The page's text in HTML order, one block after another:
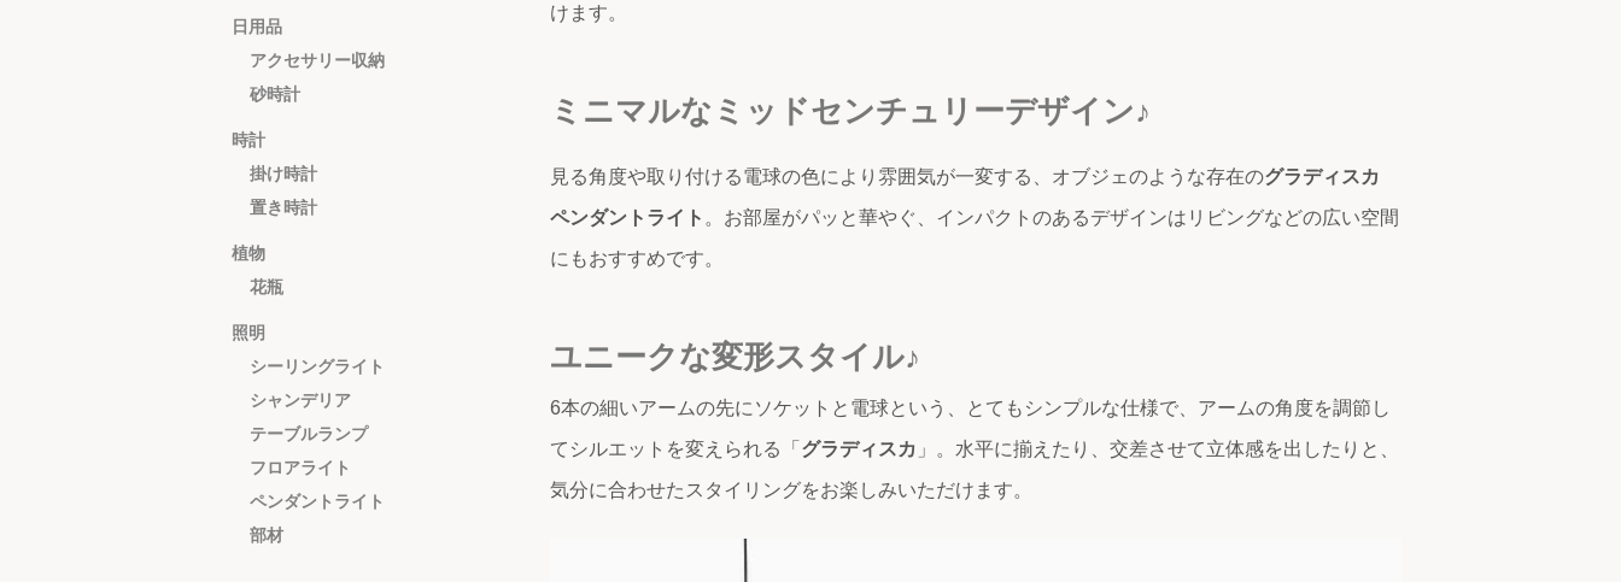
けます。
ミニマルなミッドセンチュリーデザイン♪
見る角度や取り付ける電球の色により雰囲気が一変する、オブジェのような存在のグラディスカ
ペンダントライト 。お部屋がパッと華やぐ、インパクトのあるデザインはリビングなどの広い空間
にもおすすめです。
ユニークな変形スタイル♪
6本の細いアームの先にソケットと電球という、とてもシンプルな仕様で、アームの角度を調節し
てシルエットを変えられる「 グラディスカ 」。水平に揃えたり、交差させて立体感を出したりと、
気分に合わせたスタイリングをお楽しみいただけます。
日用品
アクセサリー収納
砂時計
時計
掛け時計
置き時計
植物
花瓶
照明
シーリングライト
シャンデリア
テーブルランプ
フロアライト
ペンダントライト
部材